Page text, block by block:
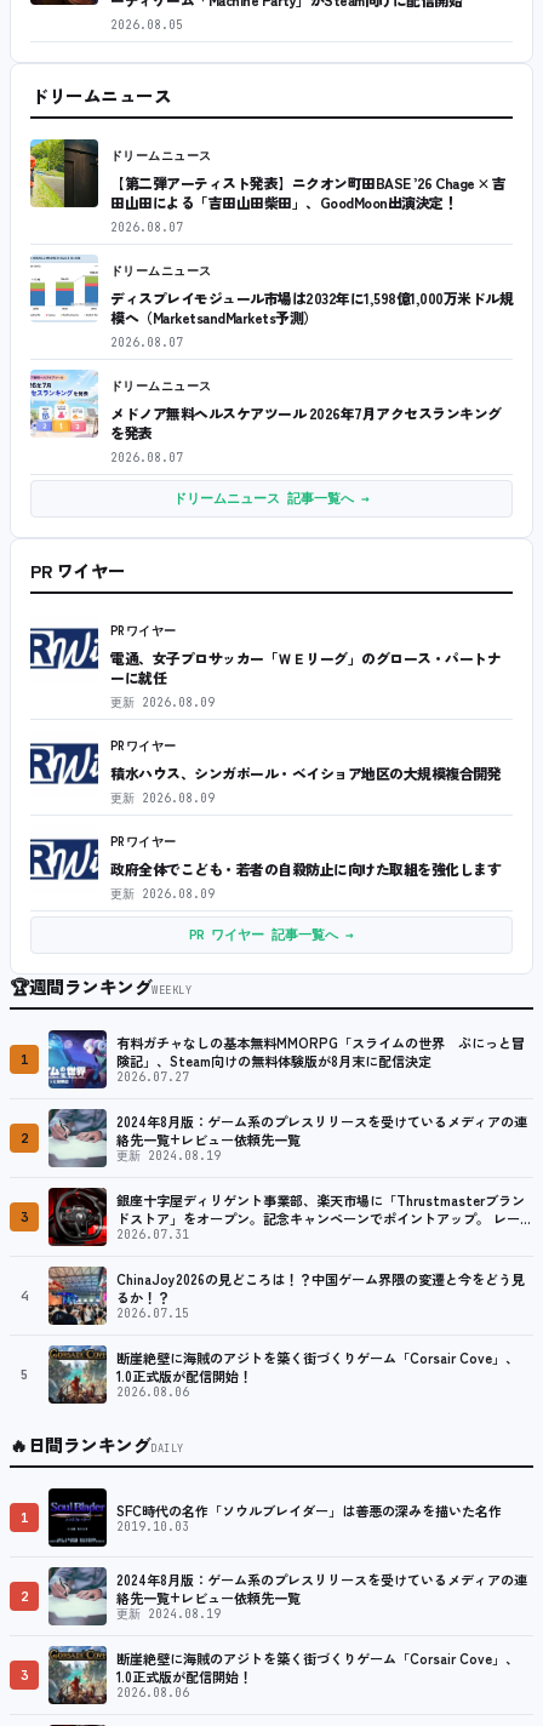
2026.08.05
ドリームニュース
ドリームニュース
【第二弾アーティスト発表】ニクオン町田BASE ’26 Chage × 吉
田山田による「吉田山田柴田」、GoodMoon出演決定！
2026.08.07
ドリームニュース
ディスプレイモジュール市場は2032年に1,598億1,000万米ドル規
模へ（MarketsandMarkets予測）
2026.08.07
ドリームニュース
メドノア無料ヘルスケアツール 2026年7月アクセスランキング
を発表
2026.08.07
ドリームニュース 記事一覧へ →
PR ワイヤー
PRワイヤー
電通、女子プロサッカー「ＷＥリーグ」のグロース・パートナ
ーに就任
更新 2026.08.09
PRワイヤー
積水ハウス、シンガポール・ベイショア地区の大規模複合開発
更新 2026.08.09
PRワイヤー
政府全体でこども・若者の自殺防止に向けた取組を強化します
更新 2026.08.09
PR ワイヤー 記事一覧へ →
🏆週間ランキングWEEKLY
1
有料ガチャなしの基本無料MMORPG「スライムの世界 ぷにっと冒
険記」、Steam向けの無料体験版が8月末に配信決定
2026.07.27
2
2024年8月版：ゲーム系のプレスリリースを受けているメディアの連
絡先一覧+レビュー依頼先一覧
更新 2024.08.19
3
銀座十字屋ディリゲント事業部、楽天市場に「Thrustmasterブラン
ドストア」をオープン。記念キャンペーンでポイントアップ。 レーシ
ング／フライトシム向けコントローラーを中心に、幅広くラインナッ
2026.07.31
4
ChinaJoy2026の見どころは！？中国ゲーム界隈の変遷と今をどう見
るか！？
2026.07.15
5
断崖絶壁に海賊のアジトを築く街づくりゲーム「Corsair Cove」、
1.0正式版が配信開始！
2026.08.06
🔥日間ランキングDAILY
1 SFC時代の名作「ソウルブレイダー」は善悪の深みを描いた名作
2019.10.03
2
2024年8月版：ゲーム系のプレスリリースを受けているメディアの連
絡先一覧+レビュー依頼先一覧
更新 2024.08.19
3
断崖絶壁に海賊のアジトを築く街づくりゲーム「Corsair Cove」、
1.0正式版が配信開始！
2026.08.06